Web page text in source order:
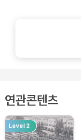
연관콘텐츠
Level 2